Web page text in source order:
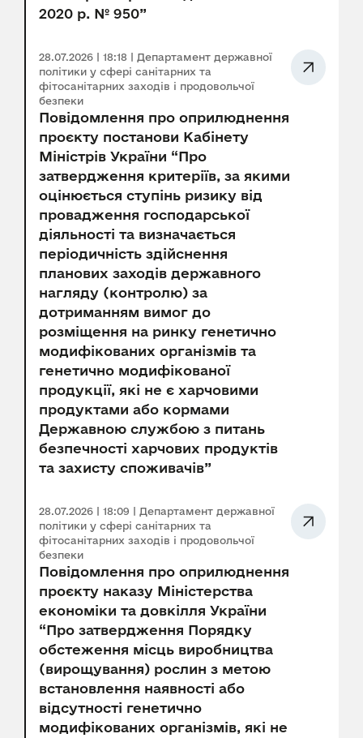
2020 р. № 950”
28.07.2026 | 18:18 | Департамент державної
політики у сфері санітарних та
фітосанітарних заходів і продовольчої
безпеки
Повідомлення про оприлюднення
проєкту постанови Кабінету
Міністрів України “Про
затвердження критеріїв, за якими
оцінюється ступінь ризику від
провадження господарської
діяльності та визначається
періодичність здійснення
планових заходів державного
нагляду (контролю) за
дотриманням вимог до
розміщення на ринку генетично
модифікованих організмів та
генетично модифікованої
продукції, які не є харчовими
продуктами або кормами
Державною службою з питань
безпечності харчових продуктів
та захисту споживачів”
28.07.2026 | 18:09 | Департамент державної
політики у сфері санітарних та
фітосанітарних заходів і продовольчої
безпеки
Повідомлення про оприлюднення
проєкту наказу Міністерства
економіки та довкілля України
“Про затвердження Порядку
обстеження місць виробництва
(вирощування) рослин з метою
встановлення наявності або
відсутності генетично
модифікованих організмів, які не